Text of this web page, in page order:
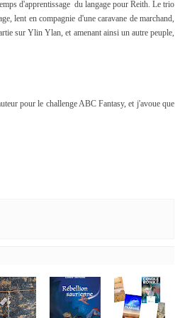
d'apprentissage du langage pour Reith. Le trio
lent en compagnie d'une caravane de marchand,
sur Ylin Ylan, et amenant ainsi un autre peuple,
pour le challenge ABC Fantasy, et j'avoue que